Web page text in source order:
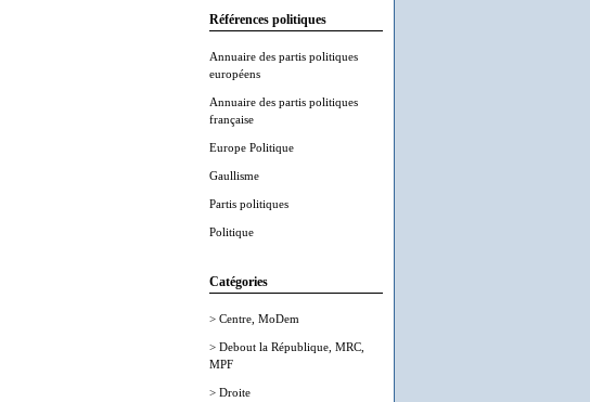
Références politiques
Annuaire des partis politiques
européens
Annuaire des partis politiques
française
Europe Politique
Gaullisme
Partis politiques
Politique
Catégories
> Centre, MoDem
> Debout la République, MRC,
MPF
> Droite